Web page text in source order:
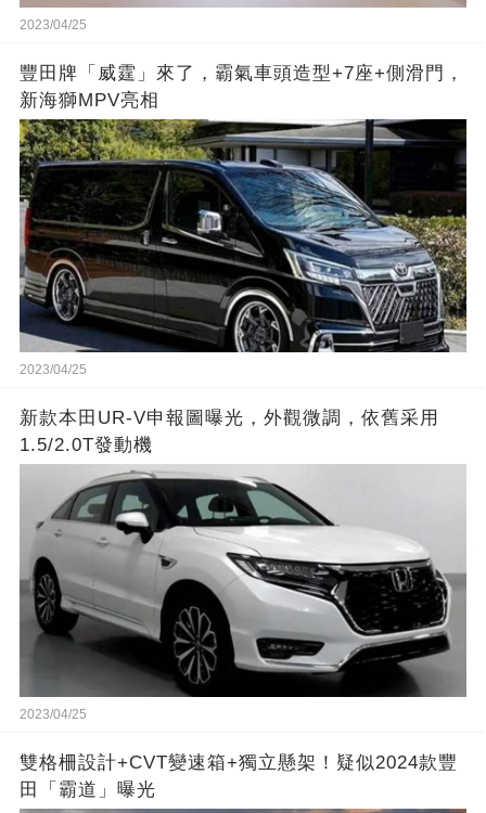
2023/04/25
豐田牌「威霆」來了，霸氣車頭造型+7座+側滑門，
新海獅MPV亮相
2023/04/25
新款本田UR-V申報圖曝光，外觀微調，依舊采用
1.5/2.0T發動機
2023/04/25
雙格柵設計+CVT變速箱+獨立懸架！疑似2024款豐
田「霸道」曝光